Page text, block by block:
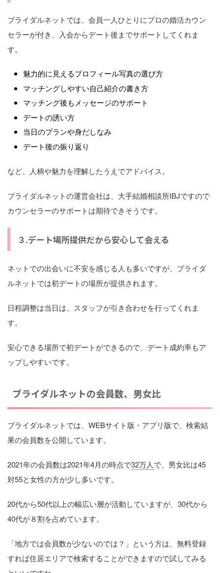
ブライダルネットでは、会員一人ひとりにプロの婚活カウン
セラーが付き、入会からデート後までサポートしてくれま
す。
魅力的に見えるプロフィール写真の選び方
マッチングしやすい自己紹介の書き方
マッチング後もメッセージのサポート
デートの誘い方
当日のプランや身だしなみ
デート後の振り返り
など、人柄や魅力を理解したうえでアドバイス。
ブライダルネットの運営会社は、大手結婚相談所IBJですので
カウンセラーのサポートは期待できそうです。
３.デート場所提供だから安心して会える
ネットでの出会いに不安を感じる人も多いですが、ブライダ
ルネットでは初デートの場所が提供されます。
日程調整は当日は、スタッフが引き合わせを行ってくれま
す。
安心できる場所で初デートができるので、デート成約率もア
ップしやすいです。
ブライダルネットの会員数、男女比
ブライダルネットでは、WEBサイト版・アプリ版で、検索結
果の会員数を公開しています。
2021年の会員数は2021年4月の時点で32万人で、男女比は45
対55と女性の方が少し多いです。
20代から50代以上の幅広い層が活動していますが、30代から
40代が８割を占めています。
「地方では会員数が少ないのでは？」という方は、無料登録
すれば住居エリアで検索することができますので試してみる